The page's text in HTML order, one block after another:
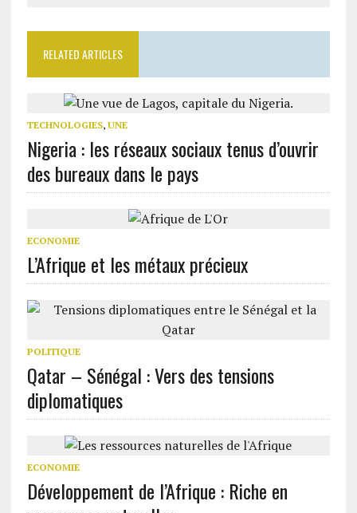
RELATED ARTICLES
TECHNOLOGIES, UNE
Nigeria : les réseaux sociaux tenus d’ouvrir
des bureaux dans le pays
ECONOMIE
L’Afrique et les métaux précieux
POLITIQUE
Qatar – Sénégal : Vers des tensions
diplomatiques
ECONOMIE
Développement de l’Afrique : Riche en